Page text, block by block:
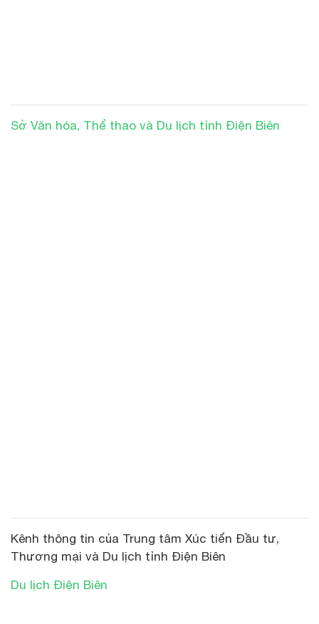
Sở Văn hóa, Thể thao và Du lịch tỉnh Điện Biên
Kênh thông tin của Trung tâm Xúc tiến Đầu tư,
Thương mại và Du lịch tỉnh Điện Biên
Du lịch Điện Biên